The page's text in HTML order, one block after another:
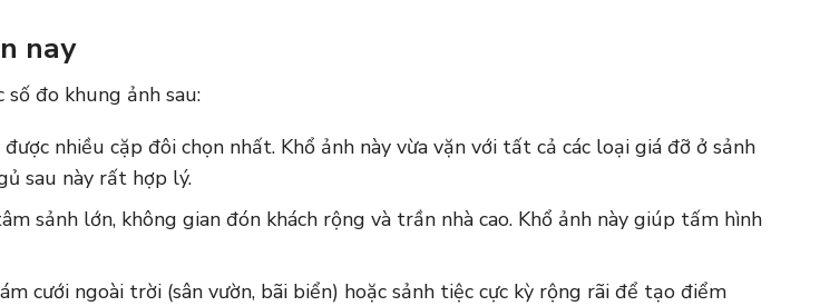
nay
đo khung ảnh sau:
nhiều cặp đôi chọn nhất. Khổ ảnh này vừa vặn với tất cả các loại giá đỡ ở sảnh
sau này rất hợp lý.
sảnh lớn, không gian đón khách rộng và trần nhà cao. Khổ ảnh này giúp tấm hình
cưới ngoài trời (sân vườn, bãi biển) hoặc sảnh tiệc cực kỳ rộng rãi để tạo điểm